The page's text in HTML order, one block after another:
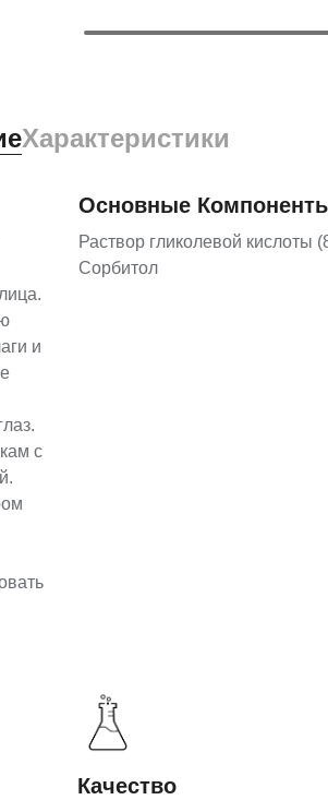
Характеристики
и
с
Основные
Раствор гликолевой кислоты
Сорбитол
Качество